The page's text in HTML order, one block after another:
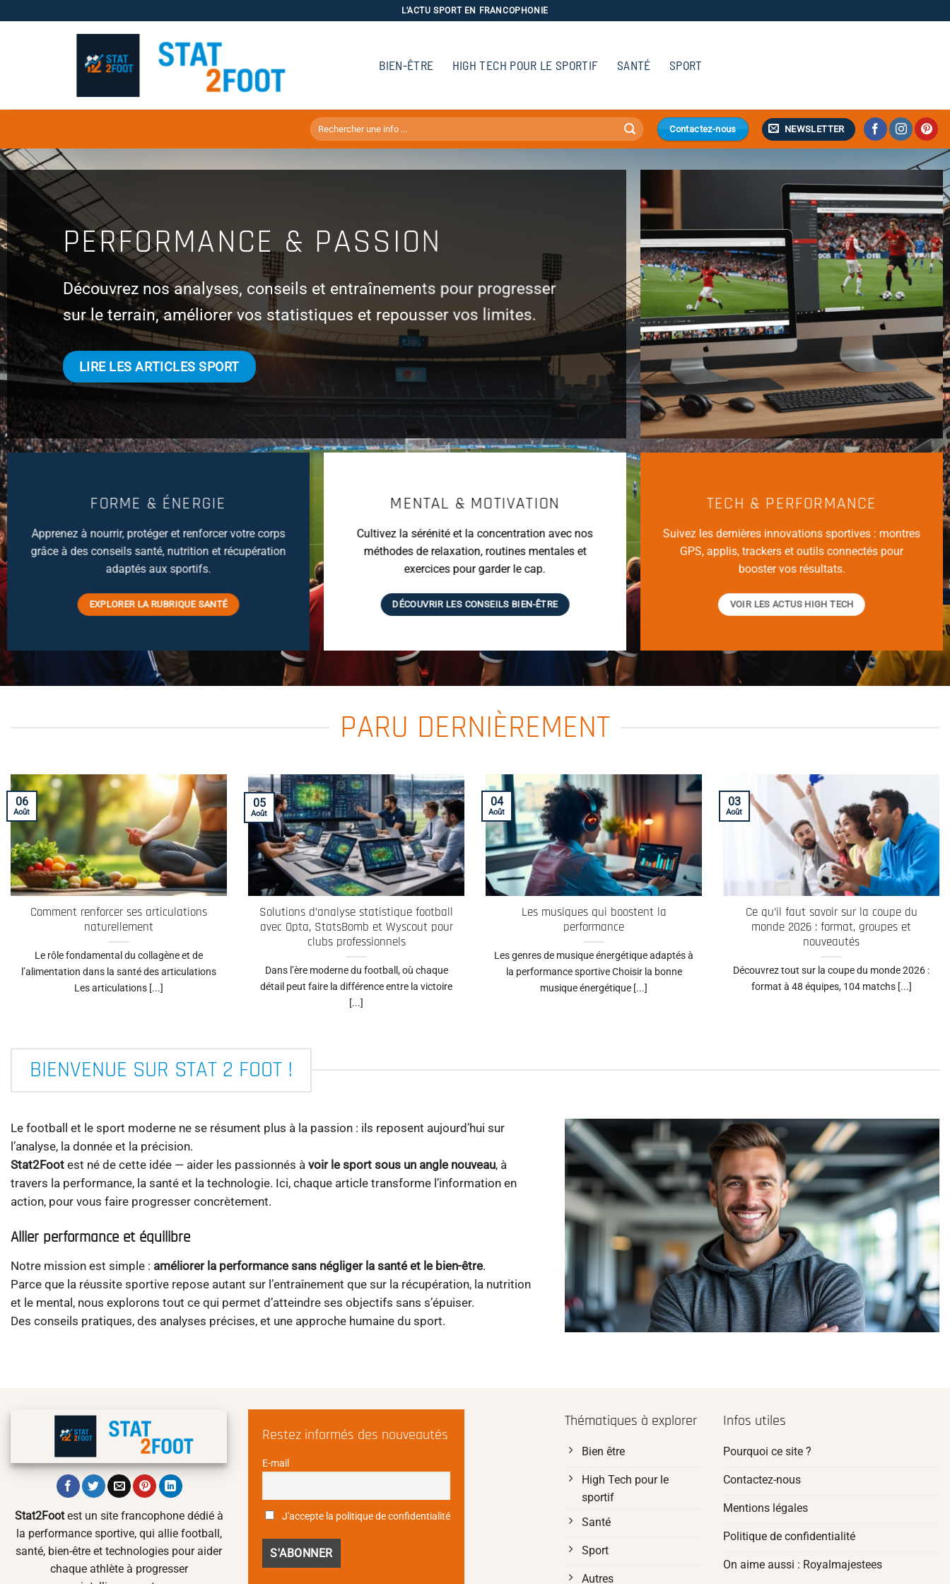
au
L'ACTU SPORT EN FRANCOPHONIE
BIEN-ÊTRE HIGH TECH POUR LE SPORTIF SANTÉ SPORT
Contactez-nous NEWSLETTER
PERFORMANCE & PASSION
Découvrez nos analyses, conseils et entraînements pour progresser
sur le terrain, améliorer vos statistiques et repousser vos limites.
LIRE LES ARTICLES SPORT
FORME & ÉNERGIE
Apprenez à nourrir, protéger et renforcer votre corps
grâce à des conseils santé, nutrition et récupération
adaptés aux sportifs.
EXPLORER LA RUBRIQUE SANTÉ
MENTAL & MOTIVATION
Cultivez la sérénité et la concentration avec nos
méthodes de relaxation, routines mentales et
exercices pour garder le cap.
DÉCOUVRIR LES CONSEILS BIEN-ÊTRE
TECH & PERFORMANCE
Suivez les dernières innovations sportives : montres
GPS, applis, trackers et outils connectés pour
booster vos résultats.
VOIR LES ACTUS HIGH TECH
PARU DERNIÈREMENT
Comment renforcer ses articulations
naturellement
Le rôle fondamental du collagène et de
l’alimentation dans la santé des articulations
Les articulations [...]
06
Août
Solutions d’analyse statistique football
avec Opta, StatsBomb et Wyscout pour
clubs professionnels
Dans l’ère moderne du football, où chaque
détail peut faire la différence entre la victoire
[...]
05
Août
Les musiques qui boostent la
performance
Les genres de musique énergétique adaptés à
la performance sportive Choisir la bonne
musique énergétique [...]
04
Août
Ce qu’il faut savoir sur la coupe du
monde 2026 : format, groupes et
nouveautés
Découvrez tout sur la coupe du monde 2026 :
format à 48 équipes, 104 matchs [...]
03
Août
BIENVENUE SUR STAT 2 FOOT !
Le football et le sport moderne ne se résument plus à la passion : ils reposent aujourd’hui sur
l’analyse, la donnée et la précision.
Stat2Foot est né de cette idée — aider les passionnés à voir le sport sous un angle nouveau, à
travers la performance, la santé et la technologie. Ici, chaque article transforme l’information en
action, pour vous faire progresser concrètement.
Allier performance et équilibre
Notre mission est simple : améliorer la performance sans négliger la santé et le bien-être.
Parce que la réussite sportive repose autant sur l’entraînement que sur la récupération, la nutrition
et le mental, nous explorons tout ce qui permet d’atteindre ses objectifs sans s’épuiser.
Des conseils pratiques, des analyses précises, et une approche humaine du sport.
Stat2Footest un site francophone dédié à
la performance sportive, qui allie football,
santé, bien-être et technologies pour aider
chaque athlète à progresser
Restez informés des nouveautés
E-mail
J'accepte la politique de confidentialité
Thématiques à explorer
Bien être
High Tech pour le
sportif
Santé
Sport
Autres
Infos utiles
Pourquoi ce site ?
Contactez-nous
Mentions légales
Politique de confidentialité
On aime aussi : Royalmajestees